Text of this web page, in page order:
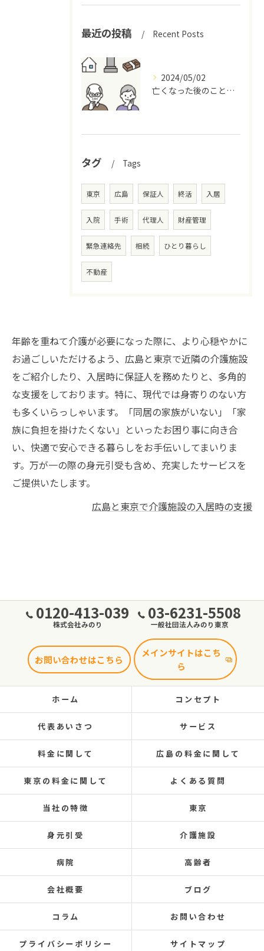
最近の投稿 Recent Posts
2024/05/02
亡くなった後のことをお元気な時に考えませんか？
タグ Tags
東京 広島 保証人 終活 入居
入院 手術 代理人 財産管理
緊急連絡先 相続 ひとり暮らし
不動産
年齢を重ねて介護が必要になった際に、より心穏やかに
お過ごしいただけるよう、広島と東京で近隣の介護施設
をご紹介したり、入居時に保証人を務めたりと、多角的
な支援をしております。特に、現代では身寄りのない方
も多くいらっしゃいます。「同居の家族がいない」「家
族に負担を掛けたくない」といったお困り事に向き合
い、快適で安心できる暮らしをお手伝いしてまいりま
す。万が一の際の身元引受も含め、充実したサービスを
ご提供いたします。
広島と東京で介護施設の入居時の支援
0120-413-039
株式会社みのり
03-6231-5508
一般社団法人みのり東京
お問い合わせはこちら
メインサイトはこち
ら
ホーム コンセプト
代表あいさつ サービス
料金に関して 広島の料金に関して
東京の料金に関して よくある質問
当社の特徴 東京
身元引受 介護施設
病院 高齢者
会社概要 ブログ
コラム お問い合わせ
プライバシーポリシー サイトマップ